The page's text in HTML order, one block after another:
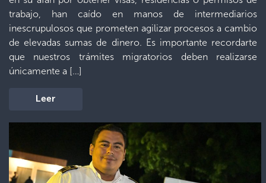
trabajo, han caído en manos de intermediarios
inescrupulosos que prometen agilizar procesos a cambio
de elevadas sumas de dinero. Es importante recordarte
que nuestros trámites migratorios deben realizarse
únicamente a […]
Leer